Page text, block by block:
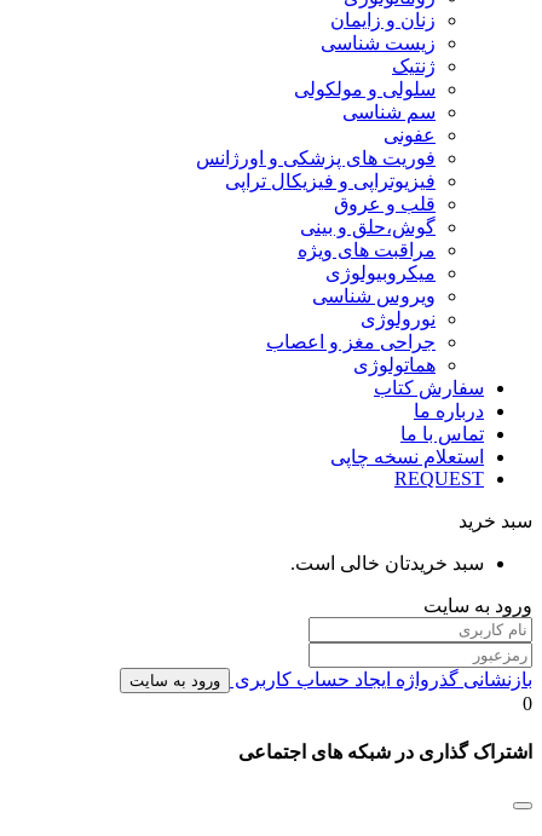
زنان و زایمان
زیست شناسی
ژنتیک
سلولی و مولکولی
سم شناسی
عفونی
فوریت های پزشکی و اورژانس
فیزیوتراپی و فیزیکال تراپی
قلب و عروق
گوش،حلق و بینی
مراقبت های ویژه
میکروبیولوژی
ویروس شناسی
نورولوژی
جراحی مغز و اعصاب
هماتولوژی
سفارش کتاب
درباره ما
تماس با ما
استعلام نسخه چاپی
REQUEST
سبد خرید
سبد خریدتان خالی است.
ورود به سایت
بازنشانی گذرواژه ایجاد حساب کاربری ورود به سایت
0
اشتراک گذاری در شبکه های اجتماعی